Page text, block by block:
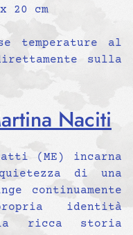
20 cm
temperature al
sulla
Naciti
(ME) incarna
di una
continuamente
identità
ricca storia